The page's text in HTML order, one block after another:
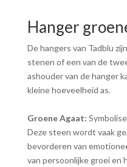
Hanger
De hangers van Tadblu
stenen of een van de
ashouder van de hanger
kleine hoeveelheid as.
Groene Agaat:
Deze steen wordt vaak
bevorderen van
van persoonlijke groei en